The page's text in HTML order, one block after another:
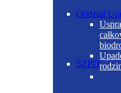
Oddział